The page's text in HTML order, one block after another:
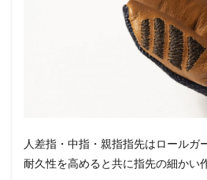
人差指・中指・親指指先はロールガ
耐久性を高めると共に指先の細かい